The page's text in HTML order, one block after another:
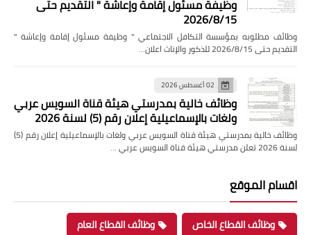
وظيفة مسئول إقامة وإعاشة " التقديم حتى
2026/8/15
وظائف مطلوبه بمؤسسة التكافل الاجتماعي " وظيفة مسئول إقامة وإعاشة "
التقديم حتى 2026/8/15 للذكور والإناث اعلان…
02 أغسطس 2026
وظائف خالية بمدرستي هيئة قناة السويس عربي
ولغات بالإسماعيلية إعلان رقم (5) لسنة 2026
وظائف خالية بمدرستي هيئة قناة السويس عربي ولغات بالإسماعيلية إعلان رقم (5)
لسنة 2026 تعلن مدرستي هيئة قناة السويس عربي …
اقسام الموقع
وظائف القطاع الخاص
وظائف القطاع العام